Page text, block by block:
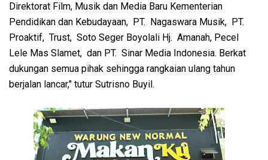
Direktorat Film, Musik dan Media Baru Kementerian
Pendidikan dan Kebudayaan, PT. Nagaswara Musik, PT.
Proaktif, Trust, Soto Seger Boyolali Hj. Amanah, Pecel
Lele Mas Slamet, dan PT. Sinar Media Indonesia. Berkat
dukungan semua pihak sehingga rangkaian ulang tahun
berjalan lancar," tutur Sutrisno Buyil.